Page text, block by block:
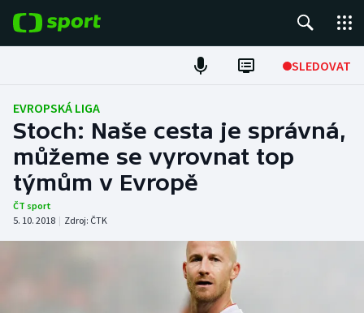
SLEDOVAT
Fotbal
Hokej
Tenis
Atletika
EVROPSKÁ LIGA
Stoch: Naše cesta je správná,
můžeme se vyrovnat top
týmům v Evropě
ČT sport
5. 10. 2018 | Zdroj: ČTK